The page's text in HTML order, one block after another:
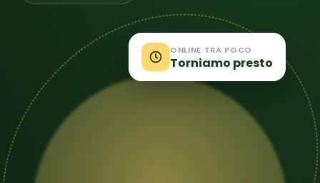
ONLINE TRA POCO
Torniamo presto